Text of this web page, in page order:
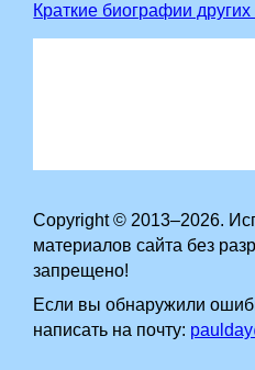
Краткие биографии
Copyright © 2013–2026.
материалов сайта без
запрещено!
Если вы обнаружили
написать на почту: